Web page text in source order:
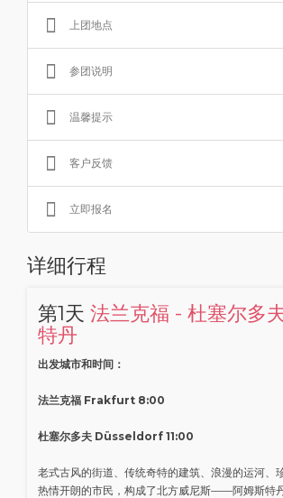
上团地点
参团说明
温馨提示
客户反馈
立即报名
详细行程
第1天 法兰克福 - 杜塞尔多
特丹
出发城市和时间：
法兰克福 Frakfurt 8:00
杜塞尔多夫 Düsseldorf 11:00
老式古风的街道、传统奇特的建筑、浪漫的运河、
热情开朗的市民，构成了北方威尼斯——阿姆斯特